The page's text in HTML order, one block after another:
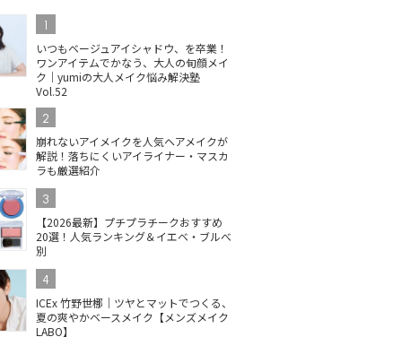
1
いつもベージュアイシャドウ、を卒業！
ワンアイテムでかなう、大人の旬顔メイ
ク｜yumiの大人メイク悩み解決塾
Vol.52
2
崩れないアイメイクを人気ヘアメイクが
解説！落ちにくいアイライナー・マスカ
ラも厳選紹介
3
【2026最新】プチプラチークおすすめ
20選！人気ランキング＆イエベ・ブルべ
別
4
ICEx 竹野世梛｜ツヤとマットでつくる、
夏の爽やかベースメイク【メンズメイク
LABO】